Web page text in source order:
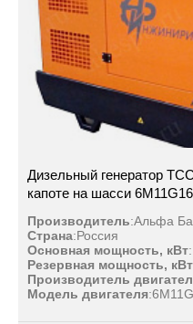
Дизельный генератор
капоте на шасси
Производитель:Альфа
Страна:Россия
Основная мощность, кВт:
Резервная мощность, кВт
Производитель
Модель двигателя: